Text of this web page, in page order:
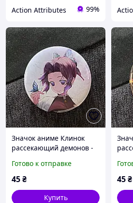
Action Attributes 99%
Значок аниме Клинок
рассекающий демонов -
мм (ZNBDD 0021)
Готово к отправке
45₴
Купить
мм
45₴